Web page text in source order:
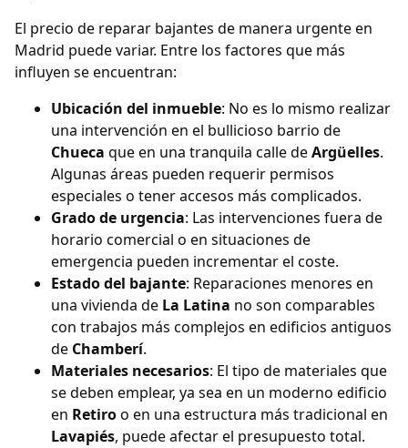
El precio de reparar bajantes de manera urgente en
Madrid puede variar. Entre los factores que más
influyen se encuentran:
Ubicación del inmueble: No es lo mismo realizar
una intervención en el bullicioso barrio de
Chueca que en una tranquila calle deArgüelles.
Algunas áreas pueden requerir permisos
especiales o tener accesos más complicados.
Grado de urgencia: Las intervenciones fuera de
horario comercial o en situaciones de
emergencia pueden incrementar el coste.
Estado del bajante: Reparaciones menores en
una vivienda de La Latina no son comparables
con trabajos más complejos en edificios antiguos
de Chamberí.
Materiales necesarios: El tipo de materiales que
se deben emplear, ya sea en un moderno edificio
en Retiroo en una estructura más tradicional en
Lavapiés, puede afectar el presupuesto total.